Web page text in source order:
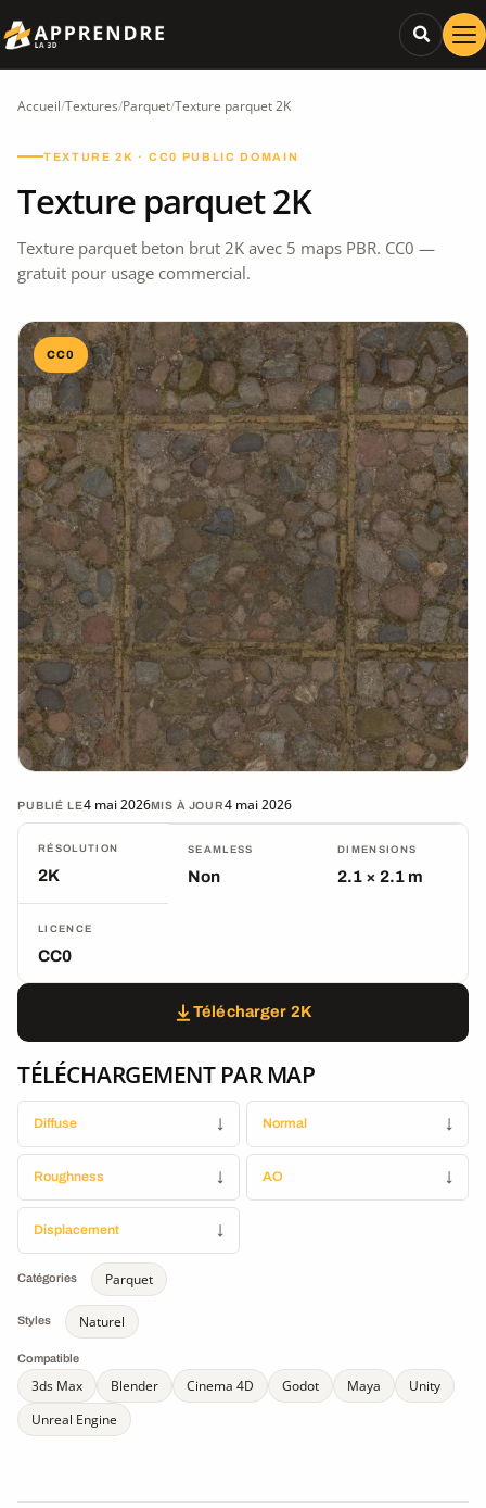
Accueil/Textures/Parquet/Texture parquet 2K
TEXTURE 2K · CC0 PUBLIC DOMAIN
Texture parquet 2K
Texture parquet beton brut 2K avec 5 maps PBR. CC0 —
gratuit pour usage commercial.
CC0
PUBLIÉ LE4 mai 2026MIS À JOUR4 mai 2026
RÉSOLUTION
2K
SEAMLESS
Non
DIMENSIONS
2.1 × 2.1 m
LICENCE
CC0
Télécharger 2K
TÉLÉCHARGEMENT PAR MAP
Diffuse ↓ Normal ↓
Roughness ↓ AO ↓
Displacement ↓
Catégories Parquet
Styles Naturel
Compatible
3ds Max Blender Cinema 4D Godot Maya
Unity
Unreal Engine